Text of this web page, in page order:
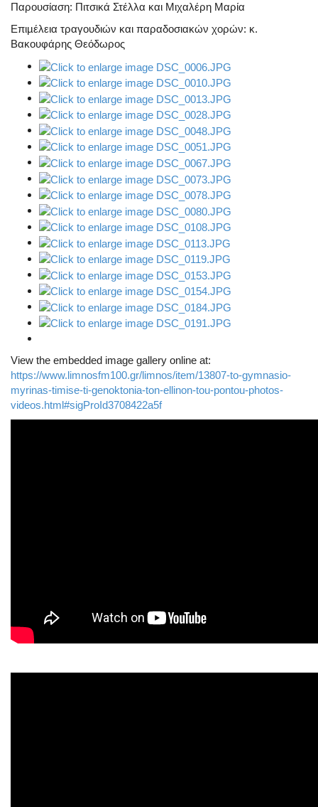
Παρουσίαση: Πιτσικά Στέλλα και Μιχαλέρη Μαρία
Επιµέλεια τραγουδιών και παραδοσιακών χορών: κ.
Βακουφάρης Θεόδωρος
View the embedded image gallery online at:
https://www.limnosfm100.gr/limnos/item/13807-to-gymnasio-
myrinas-timise-ti-genoktonia-ton-ellinon-tou-pontou-photos-
videos.html#sigProId3708422a5f